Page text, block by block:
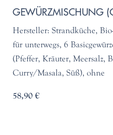
GEWÜRZMISCHUNG
Hersteller: Strandküche,
für unterwegs, 6
(Pfeffer, Kräuter, Meersalz,
Curry/Masala, Süß), ohne
58,90 €